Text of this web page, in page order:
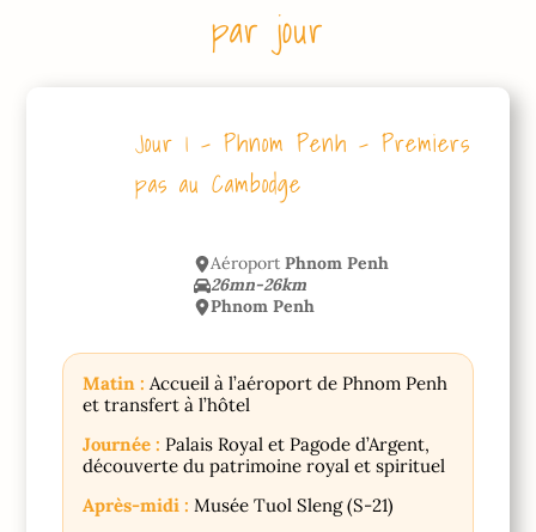
par jour
Jour 1 – Phnom Penh – Premiers
pas au Cambodge
AéroportPhnom Penh
26mn-26km
Phnom Penh
Matin : Accueil à l’aéroport de Phnom Penh
et transfert à l’hôtel
Journée : Palais Royal et Pagode d’Argent,
découverte du patrimoine royal et spirituel
Après-midi :Musée Tuol Sleng (S-21)